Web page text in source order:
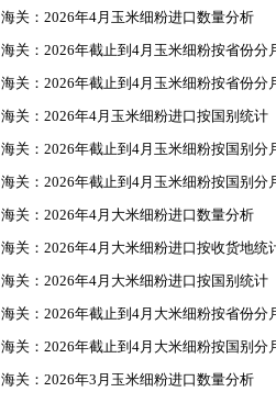
海关：2026年4月玉米细粉进口数量分析
海关：2026年截止到4月玉米细粉按省份分
海关：2026年截止到4月玉米细粉按省份分
海关：2026年4月玉米细粉进口按国别统计
海关：2026年截止到4月玉米细粉按国别分
海关：2026年截止到4月玉米细粉按国别分
海关：2026年4月大米细粉进口数量分析
海关：2026年4月大米细粉进口按收货地统
海关：2026年4月大米细粉进口按国别统计
海关：2026年截止到4月大米细粉按省份分
海关：2026年截止到4月大米细粉按国别分
海关：2026年3月玉米细粉进口数量分析